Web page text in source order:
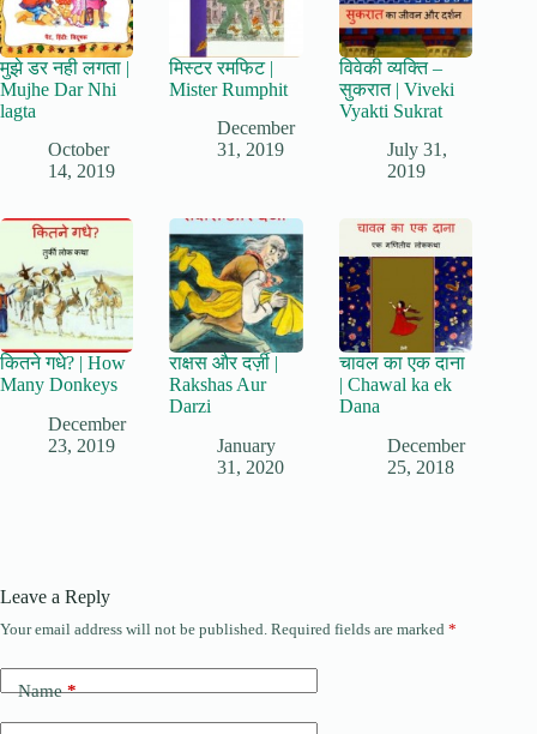
मुझे डर नही लगता |
Mujhe Dar Nhi
lagta
October
14, 2019
मिस्टर रमफिट |
Mister Rumphit
December
31, 2019
विवेकी व्यक्ति –
सुकरात | Viveki
Vyakti Sukrat
July 31,
2019
कितने गधे? | How
Many Donkeys
December
23, 2019
राक्षस और दर्ज़ी |
Rakshas Aur
Darzi
January
31, 2020
चावल का एक दाना
| Chawal ka ek
Dana
December
25, 2018
Leave a Reply
Your email address will not be published. Required fields are marked *
Name*